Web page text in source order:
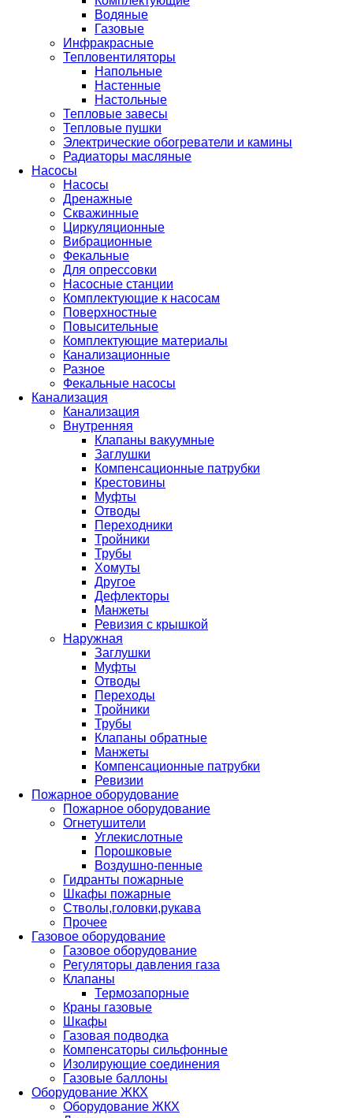
Водяные
Газовые
Инфракрасные
Тепловентиляторы
Напольные
Настенные
Настольные
Тепловые завесы
Тепловые пушки
Электрические обогреватели и камины
Радиаторы масляные
Насосы
Насосы
Дренажные
Скважинные
Циркуляционные
Вибрационные
Фекальные
Для опрессовки
Насосные станции
Комплектующие к насосам
Поверхностные
Повысительные
Комплектующие материалы
Канализационные
Разное
Фекальные насосы
Канализация
Канализация
Внутренняя
Клапаны вакуумные
Заглушки
Компенсационные патрубки
Крестовины
Муфты
Отводы
Переходники
Тройники
Трубы
Хомуты
Другое
Дефлекторы
Манжеты
Ревизия с крышкой
Наружная
Заглушки
Муфты
Отводы
Переходы
Тройники
Трубы
Клапаны обратные
Манжеты
Компенсационные патрубки
Ревизии
Пожарное оборудование
Пожарное оборудование
Огнетушители
Углекислотные
Порошковые
Воздушно-пенные
Гидранты пожарные
Шкафы пожарные
Стволы,головки,рукава
Прочее
Газовое оборудование
Газовое оборудование
Регуляторы давления газа
Клапаны
Термозапорные
Краны газовые
Шкафы
Газовая подводка
Компенсаторы сильфонные
Изолирующие соединения
Газовые баллоны
Оборудование ЖКХ
Оборудование ЖКХ